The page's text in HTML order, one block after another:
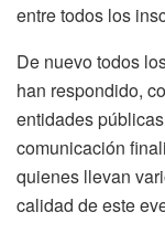
entre todos los
De nuevo todos
han respondido,
entidades
comunicación
quienes llevan
calidad de este